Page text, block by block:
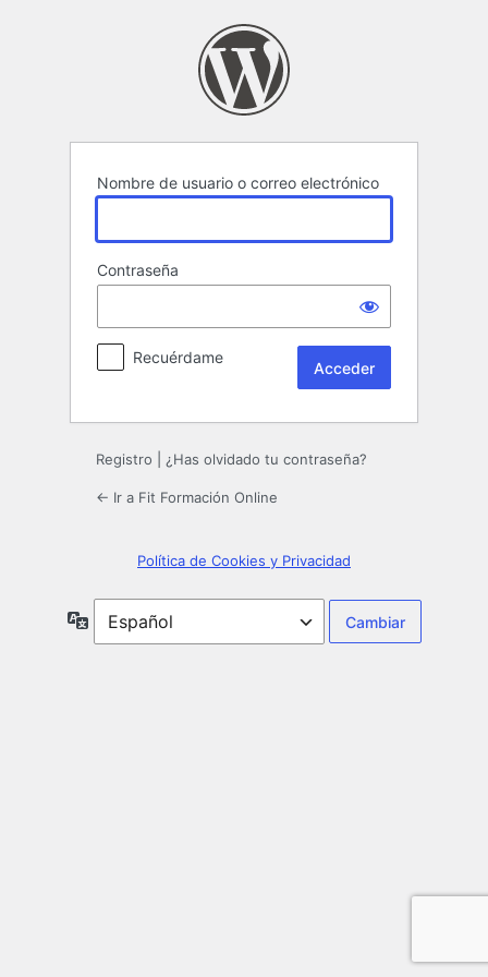
Nombre de usuario o correo electrónico
Contraseña
Recuérdame
Registro ¿Has olvidado tu contraseña?
← Ir a Fit Formación Online
Política de Cookies y Privacidad
Idioma